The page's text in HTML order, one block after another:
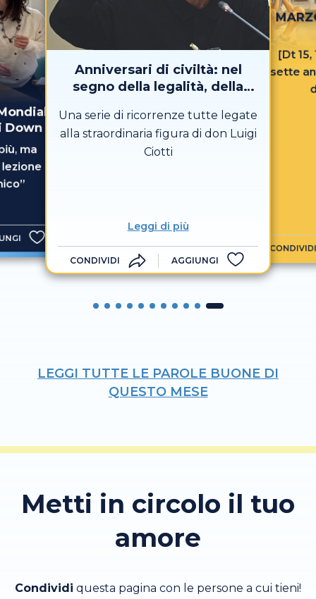
Down
ma
di
Anniversari di civiltà: nel
segno della legalità, della
Una serie di ricorrenze tutte legate
alla straordinaria figura di don Luigi
Ciotti
Leggi di più
CONDIVIDI AGGIUNGI
[Dt 15,
sette
CONDIVIDI
LEGGI TUTTE LE PAROLE BUONE DI
QUESTO MESE
Metti in circolo il tuo
amore
Condividi questa pagina con le persone a cui tieni!